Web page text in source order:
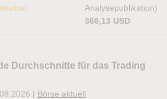
Analysepublikation)
366,13 USD
Durchschnitte für das Trading
| Börse aktuell